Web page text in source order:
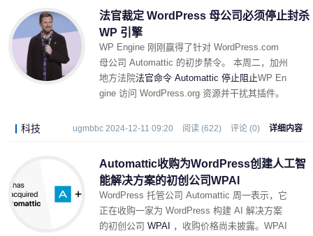
法官裁定 WordPress 母公司必须停止封杀
WP 引擎
WP Engine 刚刚赢得了针对 WordPress.com
母公司 Automattic 的初步禁令。 本周二，加州
地方法院法官命令 Automattic 停止阻止WP En
gine 访问 WordPress.org 资源并干扰其插件。
科技 ugmbbc 2024-12-11 09:20 阅读 (622) 评论 (0) 详细内容
Automattic收购为WordPress创建人工智
能解决方案的初创公司WPAI
WordPress 托管公司 Automattic 周一表示，它
正在收购一家为 WordPress 构建 AI 解决方案
的初创公司 WPAI
，收购价格尚未披露。WPAI